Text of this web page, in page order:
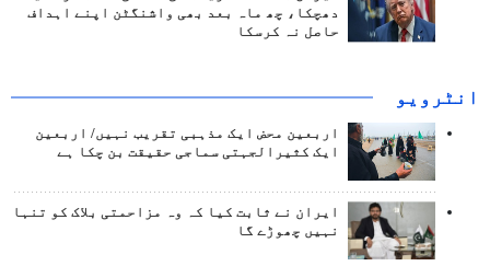
دھچکا، چھ ماہ بعد بھی واشنگٹن اپنے اہداف
حاصل نہ کرسکا
انٹرويو
اربعین محض ایک مذہبی تقریب نہیں/ اربعین
ایک کثیرالجہتی سماجی حقیقت بن چکا ہے
ایران نے ثابت کیا کہ وہ مزاحمتی بلاک کو تنہا
نہیں چھوڑے گا